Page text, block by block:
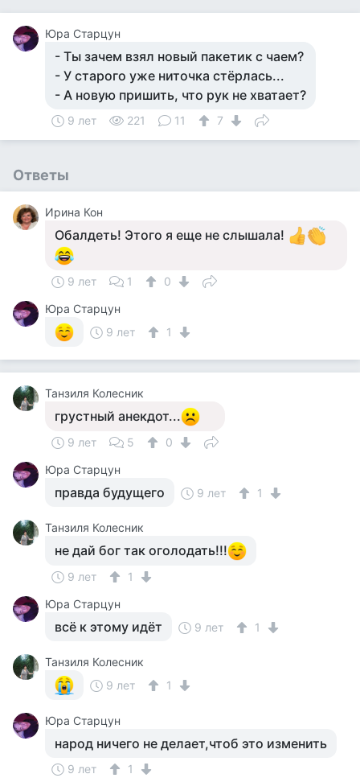
Юра Старцун
- Ты зачем взял новый пакетик с чаем?
- У старого уже ниточка стёрлась...
- А новую пришить, что рук не хватает?
9 лет 221 11 7
Ответы
Ирина Кон
Обалдеть! Этого я еще не слышала!
9 лет 1
0
Юра Старцун
9 лет
1
Танзиля Колесник
грустный анекдот...
9 лет 5
0
Юра Старцун
правда будущего 9 лет 1
Танзиля Колесник
не дай бог так оголодать!!!
9 лет
1
Юра Старцун
всё к этому идёт 9 лет 1
Танзиля Колесник
9 лет
1
Юра Старцун
народ ничего не делает,чтоб это изменить
9 лет 1